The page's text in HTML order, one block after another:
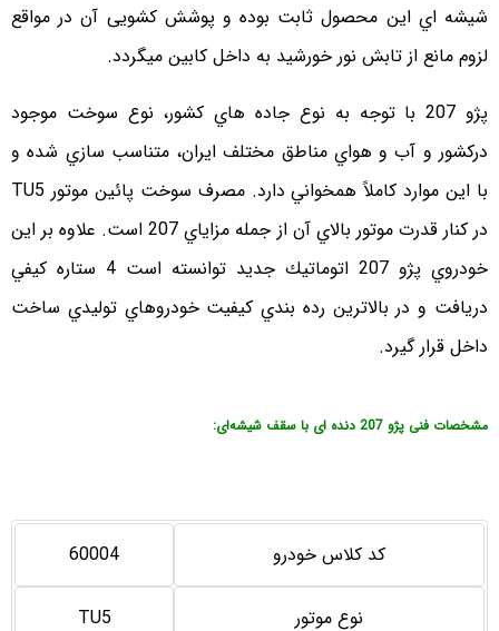
شیشه اي این محصول ثابت بوده و پوشش کشویی آن در مواقع
لزوم مانع از تابش نور خورشید به داخل کابین میگردد.
پژو 207 با توجه به نوع جاده هاي كشور، نوع سوخت موجود
دركشور و آب و هواي مناطق مختلف ايران، متناسب سازي شده و
با اين موارد كاملاً همخواني دارد. مصرف سوخت پائين موتور TU5
در كنار قدرت موتور بالاي آن از جمله مزاياي 207 است. علاوه بر اين
خودروي پژو 207 اتوماتيك جديد توانسته است 4 ستاره كيفي
دريافت و در بالاترين رده بندي كيفيت خودروهاي توليدي ساخت
داخل قرار گيرد.
مشخصات فنی پژو 207 دنده ای با سقف شیشه‌ای:
کد کلاس خودرو 60004
نوع موتور TU5